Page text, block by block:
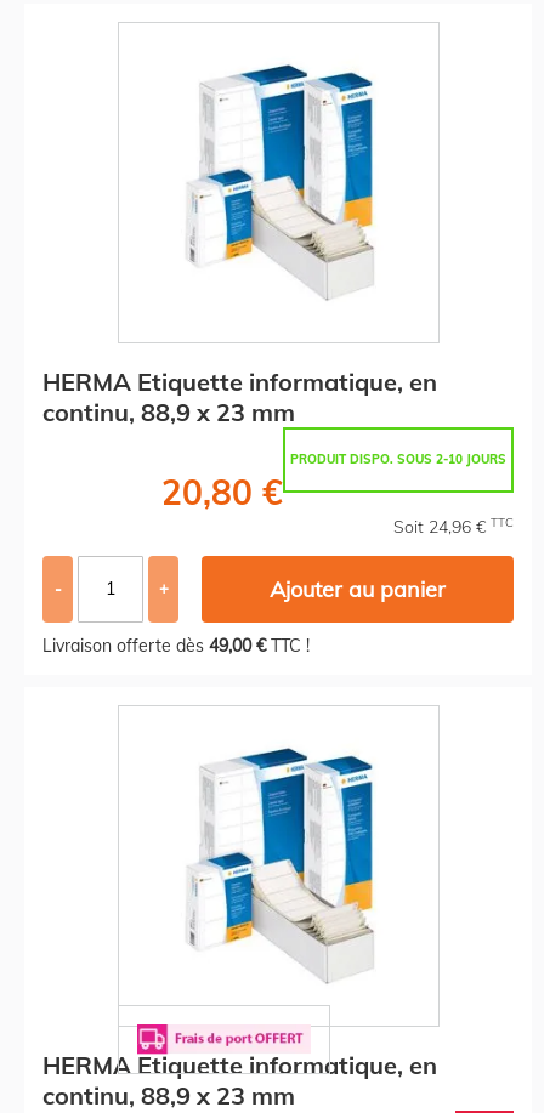
HERMA Etiquette informatique, en
continu, 88,9 x 23 mm
PRODUIT DISPO. SOUS 2-10 JOURS
20,80 €
Soit 24,96 € TTC
- + Ajouter au panier
Livraison offerte dès 49,00 €TTC !
HERMA Etiquette informatique, en
continu, 88,9 x 23 mm